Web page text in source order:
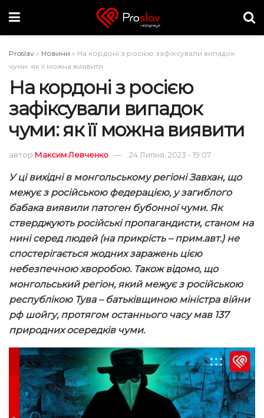
Proslav » Новини » На кордоні з росією зафіксували випадок
чуми: як її можна виявити
На кордоні з росією
зафіксували випадок
чуми: як її можна виявити
автор Максим Левченко 24 Липня, 2023 - 19:07
У ці вихідні в монгольському регіоні Завхан, що
межує з російською федерацією, у загиблого
бабака виявили патоген бубонної чуми. Як
стверджують російські пропагандисти, станом на
нині серед людей (на прикрість – прим.авт.) не
спостерігається жодних заражень цією
небезпечною хворобою. Також відомо, що
монгольський регіон, який межує з російською
республікою Тува – батьківщиною міністра війни
рф шойгу, протягом останнього часу мав 137
природних осередків чуми.